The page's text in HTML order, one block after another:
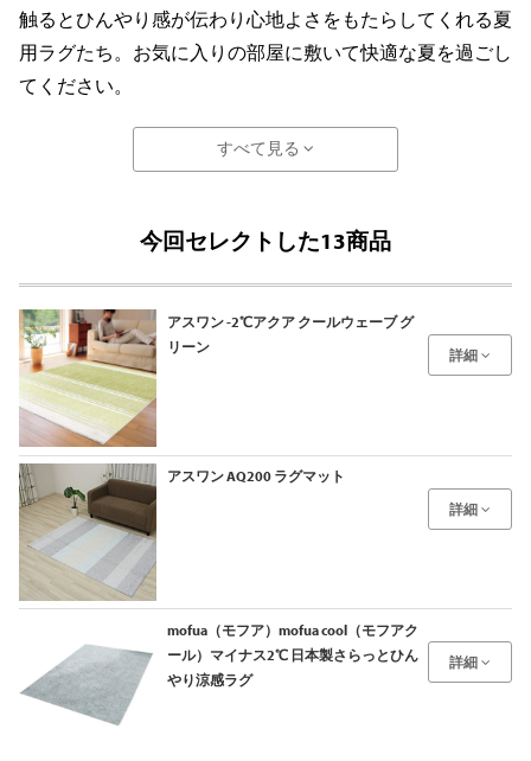
触るとひんやり感が伝わり心地よさをもたらしてくれる夏
用ラグたち。お気に入りの部屋に敷いて快適な夏を過ごし
てください。
すべて見る
今回セレクトした13商品
アスワン -2℃アクア クールウェーブ グ
リーン
詳細
アスワン AQ200 ラグマット
詳細
mofua（モフア）mofua cool（モフアク
ール）マイナス2℃ 日本製さらっとひん
やり涼感ラグ
詳細